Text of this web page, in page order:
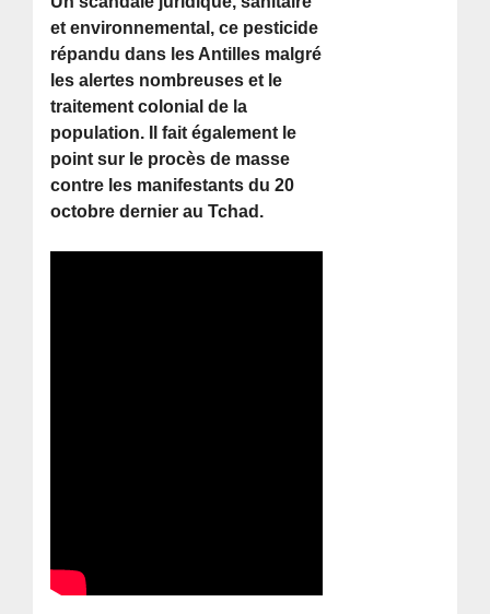
et environnemental, ce pesticide
répandu dans les Antilles malgré
les alertes nombreuses et le
traitement colonial de la
population. Il fait également le
point sur le procès de masse
contre les manifestants du 20
octobre dernier au Tchad.